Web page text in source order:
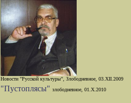
Новости "Русской культуры", Злободневное, 03.XII.2009
"Пустоплясы" злободневное, 01.X.2010